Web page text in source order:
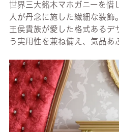
世界三大銘木マホガニーを惜
人が丹念に施した繊細な装飾。
王侯貴族が愛した格式あるデ
う実用性を兼ね備え、気品あ